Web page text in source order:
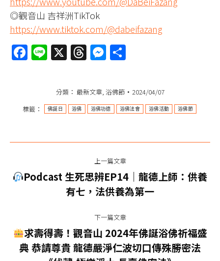
◎觀音山 吉祥洲TikTok
https://www.tiktok.com/@dabeifazang
Facebook
Line
X Threads
Messenger
分類： 最新文章, 浴佛節
2024/04/07
標籤：
佛誕日 浴佛 浴佛功德 浴佛法會 浴佛活動 浴佛節
章
上一篇文章
上
一
文
章：
Podcast 生死思辨EP14｜龍德上師：供養
有七，法供養為第一
下一篇文章
下
求壽得壽！觀音山 2024年佛誕浴佛祈福盛
典 恭請尊貴 龍德嚴淨仁波切口傳殊勝密法